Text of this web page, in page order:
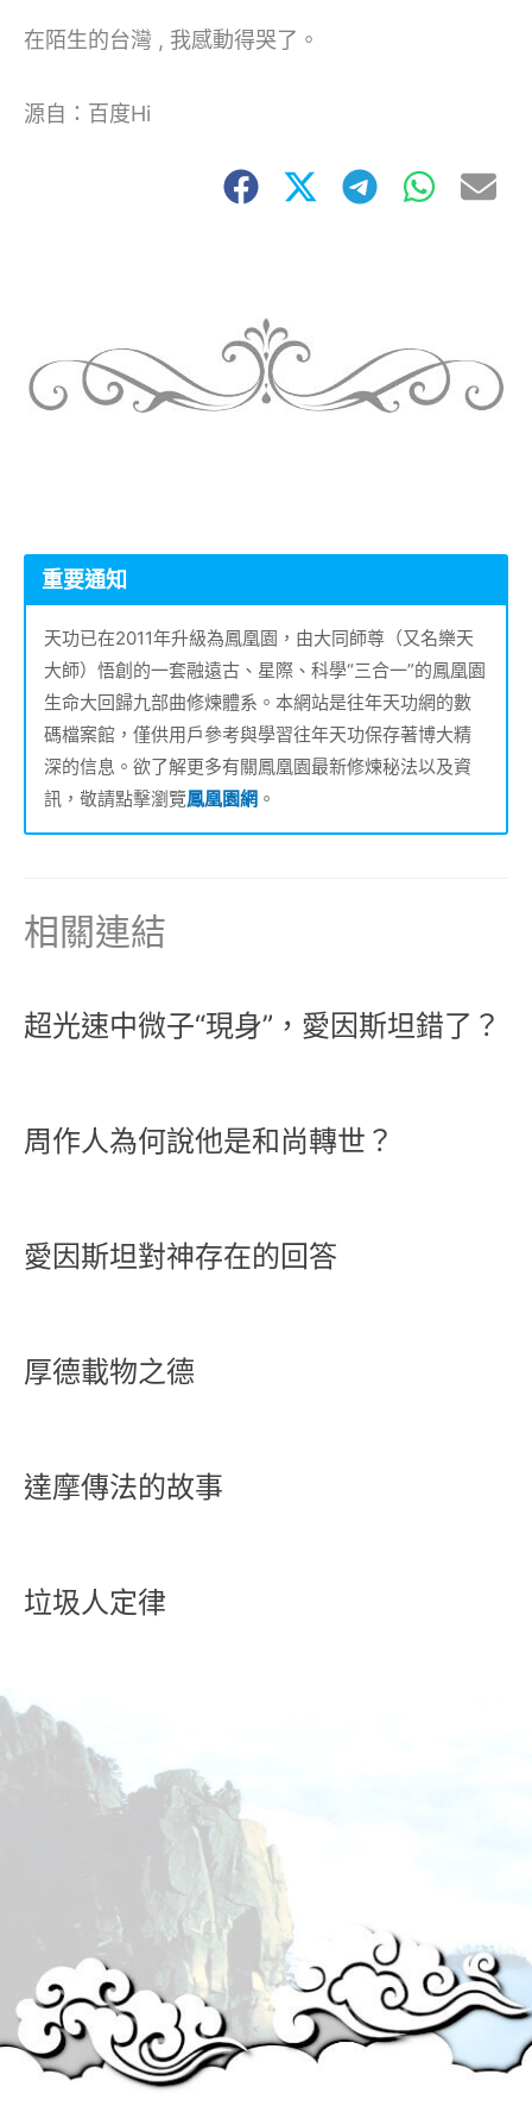
在陌生的台灣 , 我感動得哭了。
源自：百度Hi
重要通知
天功已在2011年升級為鳳凰園，由大同師尊（又名樂天
大師）悟創的一套融遠古、星際、科學“三合一”的鳳凰園
生命大回歸九部曲修煉體系。本網站是往年天功網的數
碼檔案館，僅供用戶參考與學習往年天功保存著博大精
深的信息。欲了解更多有關鳳凰園最新修煉秘法以及資
訊，敬請點擊瀏覽鳳凰園網 。
相關連結
超光速中微子“現身”，愛因斯坦錯了？
周作人為何說他是和尚轉世？
愛因斯坦對神存在的回答
厚德載物之德
達摩傳法的故事
垃圾人定律